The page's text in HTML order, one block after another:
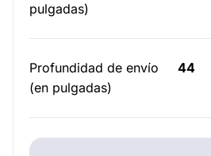
pulgadas)
Profundidad de envío
(en pulgadas)
44